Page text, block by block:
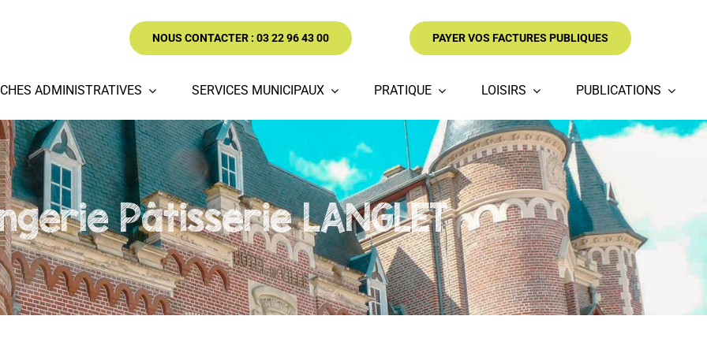
NOUS CONTACTER : 03 22 96 43 00 PAYER VOS FACTURES PUBLIQUES
ADMINISTRATIVES SERVICES MUNICIPAUX PRATIQUE LOISIRS PUBLICATIONS
Pâtisserie LANGLET